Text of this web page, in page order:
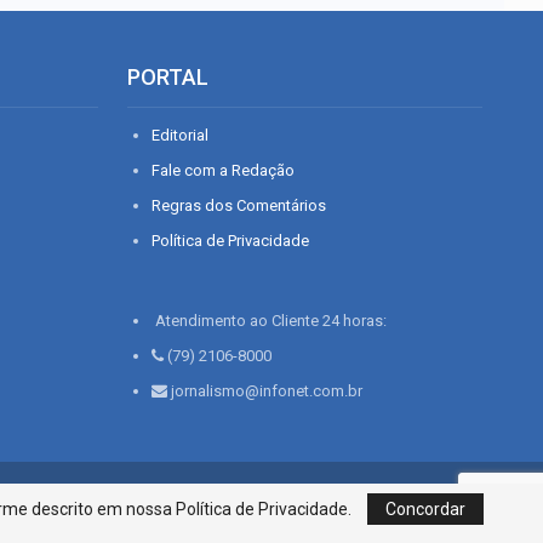
PORTAL
Editorial
Fale com a Redação
Regras dos Comentários
Política de Privacidade
Atendimento ao Cliente 24 horas:
(79) 2106-8000
jornalismo@infonet.com.br
Bairro São José | Aracaju-SE, CEP 49015-030, Fone: 79.2106.8000 - CI
Centro de Informações LTDA
descrito em nossa Política de Privacidade. Concordar